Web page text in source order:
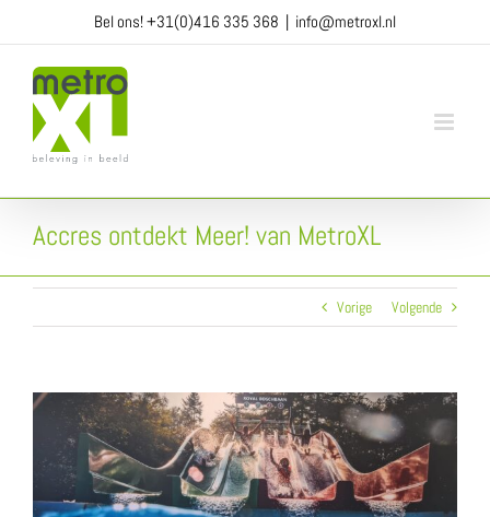
Bel ons!+31(0)416 335 368 | info@metroxl.nl
Accres ontdekt Meer! van MetroXL
Vorige Volgende
View